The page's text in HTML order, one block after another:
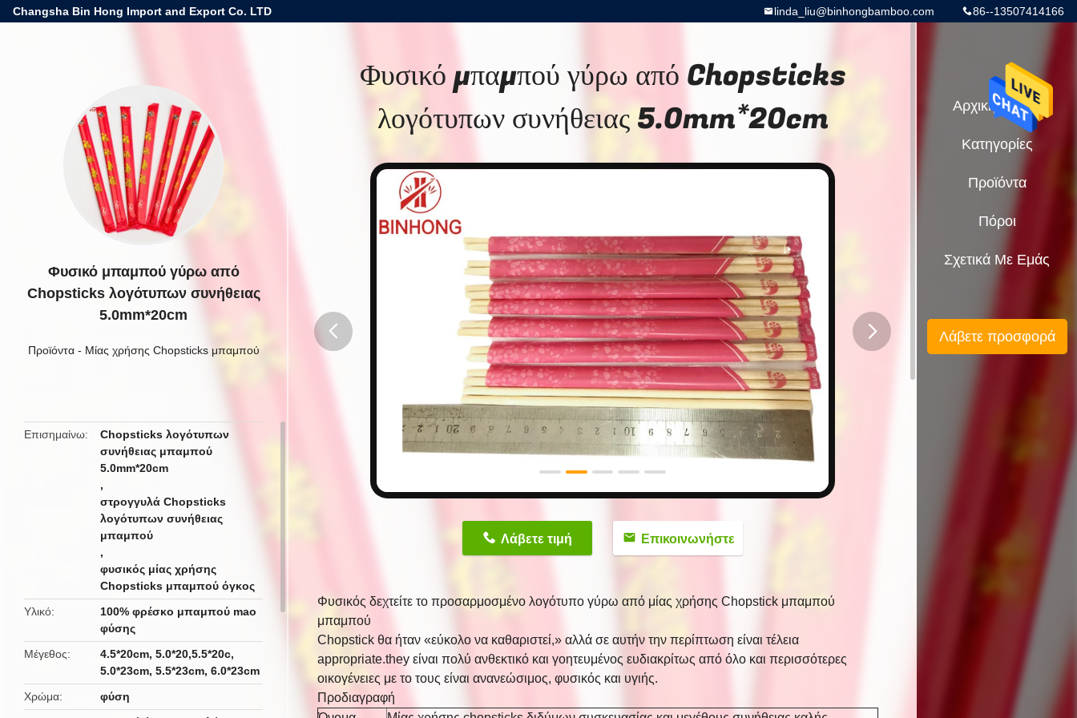
Changsha Bin Hong Import and Export Co. LTD 86--13507414166
linda_liu@binhongbamboo.com
Φυσικό μπαμπού γύρω από
Chopsticks λογότυπων συνήθειας
5.0mm*20cm
Προϊόντα- Μίας χρήσης Chopsticks μπαμπού
Επισημαίνω
Chopsticks λογότυπων
συνήθειας μπαμπού
5.0mm*20cm
,
στρογγυλά Chopsticks
λογότυπων συνήθειας
μπαμπού
,
φυσικός μίας χρήσης
Chopsticks μπαμπού όγκος
Υλικό
100% φρέσκο μπαμπού mao
φύσης
Μέγεθος
4.5*20cm, 5.0*20,5.5*20c,
5.0*23cm, 5.5*23cm, 6.0*23cm
Χρώμα
φύση
Φυσικό μπαμπού γύρω από Chopsticks
λογότυπων συνήθειας 5.0mm*20cm
Λάβετε τιμή Επικοινωνήστε
Φυσικός δεχτείτε το προσαρμοσμένο λογότυπο γύρω από μίας χρήσης Chopstick μπαμπού
μπαμπού
Chopstick θα ήταν «εύκολο να καθαριστεί,» αλλά σε αυτήν την περίπτωση είναι τέλεια
appropriate.they είναι πολύ ανθεκτικό και γοητευμένος ευδιακρίτως από όλο και περισσότερες
οικογένειες με το τους είναι ανανεώσιμος, φυσικός και υγιής.
Προδιαγραφή
Αρχική Σελίδα
Κατηγορίες
Προϊόντα
Πόροι
Σχετικά Με Εμάς
Λάβετε προσφορά